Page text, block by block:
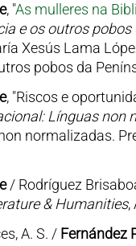
, "As mulleres na
e os outros
Xesús Lama
pobos da
, "Riscos e
Línguas non
normalizadas.
/ Rodríguez
& Humanities,
A. S. / Fernández